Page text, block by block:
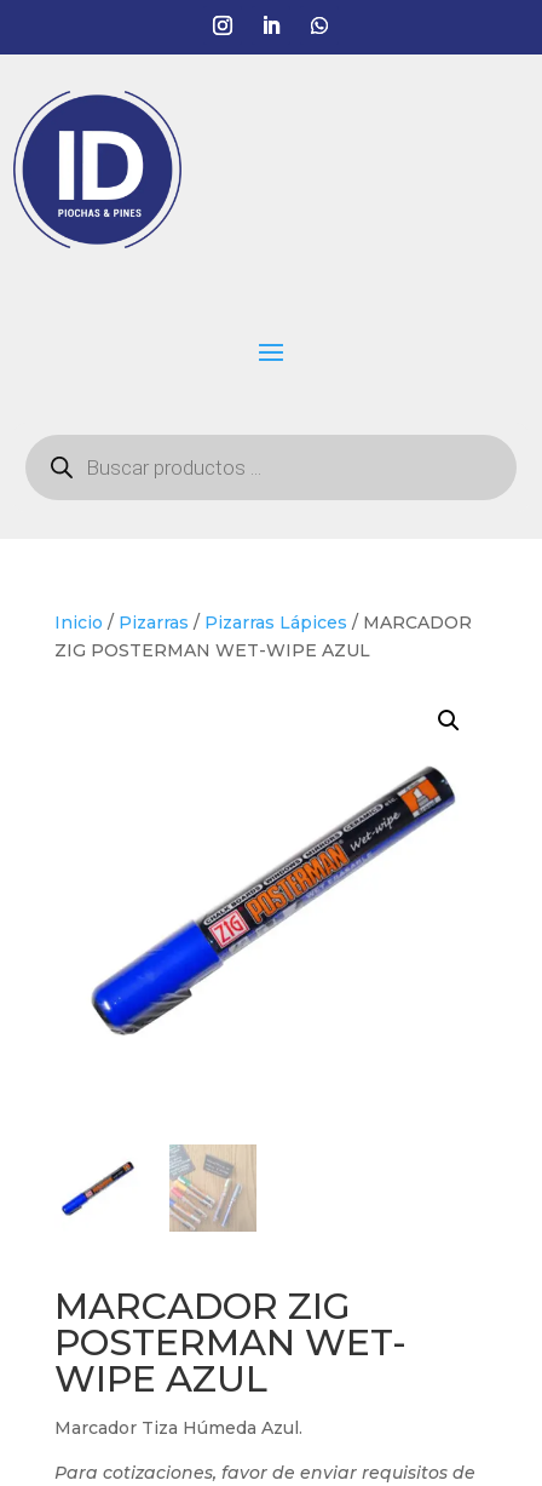
Búsqueda
de
productos
Inicio / Pizarras / Pizarras Lápices / MARCADOR
ZIG POSTERMAN WET-WIPE AZUL
MARCADOR ZIG
POSTERMAN WET-
WIPE AZUL
Marcador Tiza Húmeda Azul.
Para cotizaciones, favor de enviar requisitos de